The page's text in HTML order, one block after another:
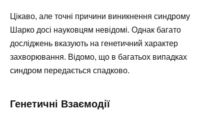
Цікаво, але точні причини виникнення синдрому
Шарко досі науковцям невідомі. Однак багато
досліджень вказують на генетичний характер
захворювання. Відомо, що в багатьох випадках
синдром передається спадково.
Генетичні Взаємодії